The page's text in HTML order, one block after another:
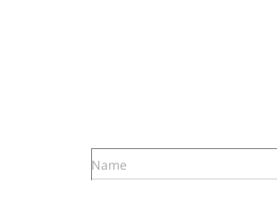
Name